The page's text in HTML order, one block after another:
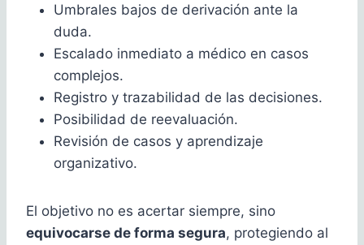
Umbrales bajos de derivación ante la
duda.
Escalado inmediato a médico en casos
complejos.
Registro y trazabilidad de las decisiones.
Posibilidad de reevaluación.
Revisión de casos y aprendizaje
organizativo.
El objetivo no es acertar siempre, sino
equivocarse de forma segura, protegiendo al